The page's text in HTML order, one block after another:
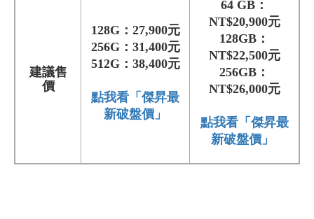
建議售
價
128G： 27,900元
256G： 31,400元
512G： 38,400元
點我看「傑昇最
新破盤價」
64 GB：
NT$20,900元
128GB：
NT$22,500元
256GB：
NT$26,000元
點我看「傑昇最
新破盤價」